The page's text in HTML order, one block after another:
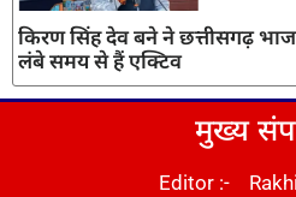
किरण सिंह देव बने ने छत्तीसगढ़
लंबे समय से हैं एक्टिव
मुख्य
Editor :-